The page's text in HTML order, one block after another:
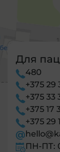
Для
480
+375 29
+375 33
+375 17
+375 29
ПН-ПТ: